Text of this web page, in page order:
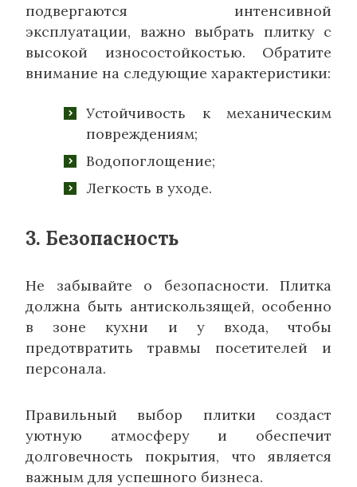
подвергаются интенсивной
эксплуатации, важно выбрать плитку с
высокой износостойкостью. Обратите
внимание на следующие характеристики:
Устойчивость к механическим
повреждениям;
Водопоглощение;
Легкость в уходе.
3. Безопасность
Не забывайте о безопасности. Плитка
должна быть антискользящей, особенно
в зоне кухни и у входа, чтобы
предотвратить травмы посетителей и
персонала.
Правильный выбор плитки создаст
уютную атмосферу и обеспечит
долговечность покрытия, что является
важным для успешного бизнеса.